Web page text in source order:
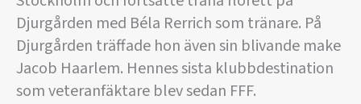
Djurgården med Béla Rerrich som tränare. På
Djurgården träffade hon även sin blivande make
Jacob Haarlem. Hennes sista klubbdestination
som veteranfäktare blev sedan FFF.